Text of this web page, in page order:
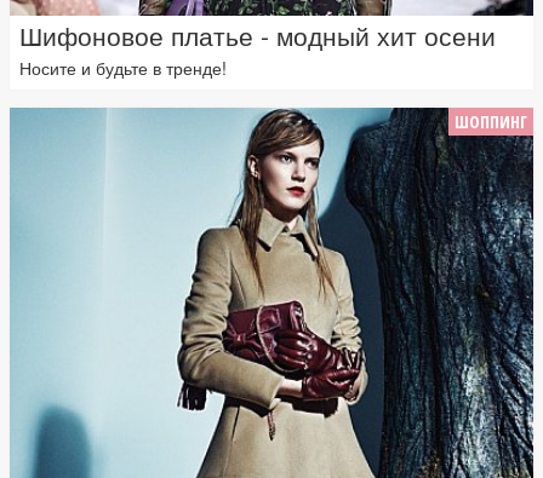
Шифоновое платье - модный хит осени
Носите и будьте в тренде!
ШОППИНГ